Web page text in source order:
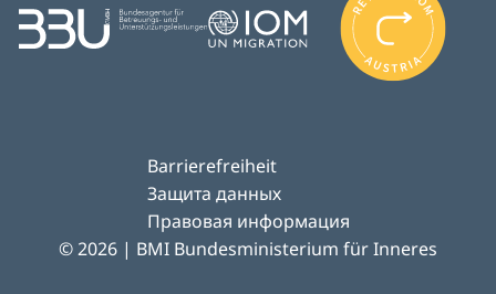
Image Image
© 2026 | BMI Bundesministerium für Inneres
Barrierefreiheit
Защита данных
Правовая информация